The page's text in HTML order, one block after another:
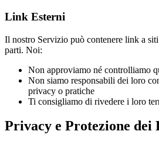
Link Esterni
Il nostro Servizio può contenere link a
parti. Noi:
Non approviamo né controlliamo
Non siamo responsabili dei loro
privacy o pratiche
Ti consigliamo di rivedere i loro
Privacy e Protezione dei